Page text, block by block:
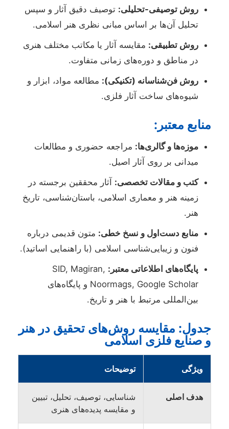
روش توصیفی-تحلیلی: توصیف دقیق آثار و سپس
تحلیل آن‌ها بر اساس مبانی نظری هنر اسلامی.
روش تطبیقی: مقایسه آثار یا مکاتب مختلف هنری
در مناطق و دوره‌های زمانی متفاوت.
روش فن‌شناسانه (تکنیکی): مطالعه مواد، ابزار و
شیوه‌های ساخت آثار فلزی.
منابع معتبر:
موزه‌ها و گالری‌ها: مراجعه حضوری و مطالعات
میدانی بر روی آثار اصیل.
کتب و مقالات تخصصی: آثار محققین برجسته در
زمینه هنر و معماری اسلامی، باستان‌شناسی، تاریخ
هنر.
منابع دست‌اول و نسخ خطی: متون قدیمی درباره
فنون و زیبایی‌شناسی اسلامی (با راهنمایی اساتید).
پایگاه‌های اطلاعاتی معتبر: SID, Magiran,
Noormags, Google Scholar و پایگاه‌های
بین‌المللی مرتبط با هنر و تاریخ.
جدول: مقایسه روش‌های تحقیق در هنر
و صنایع فلزی اسلامی
ویژگی توضیحات
هدف اصلی
شناسایی، توصیف، تحلیل، تبیین
و مقایسه پدیده‌های هنری